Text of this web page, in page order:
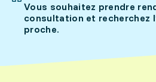
Vous souhaitez prendre
consultation et recherchez
proche.